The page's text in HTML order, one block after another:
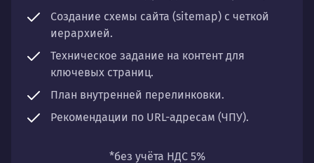
Создание схемы сайта (sitemap) с четкой
иерархией.
Техническое задание на контент для
ключевых страниц.
План внутренней перелинковки.
Рекомендации по URL-адресам (ЧПУ).
*без учёта НДС 5%